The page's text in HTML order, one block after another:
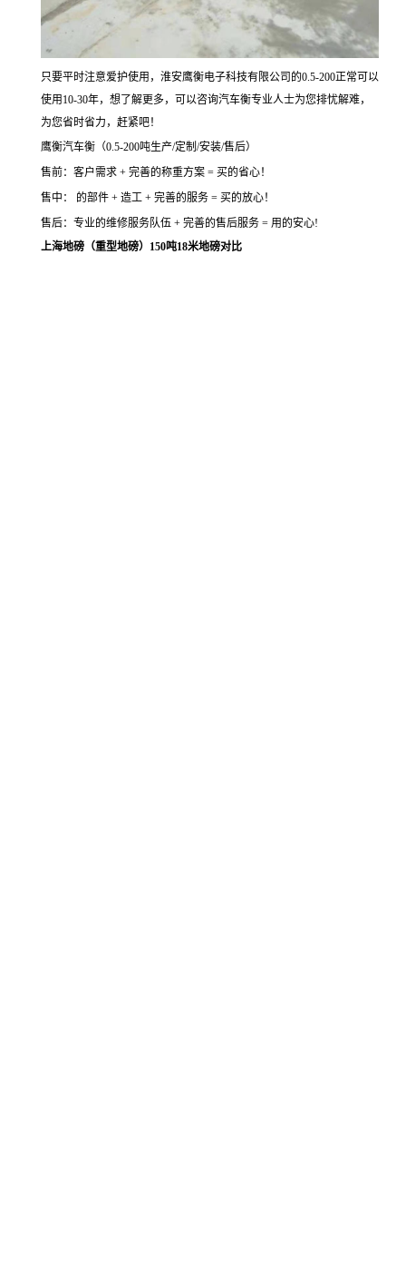
只要平时注意爱护使用，淮安鹰衡电子科技有限公司的0.5-200正常可以
使用10-30年，想了解更多，可以咨询汽车衡专业人士为您排忧解难，
为您省时省力，赶紧吧！
鹰衡汽车衡（0.5-200吨生产/定制/安装/售后）
售前：客户需求 + 完善的称重方案 = 买的省心！
售中： 的部件 + 造工 + 完善的服务 = 买的放心！
售后：专业的维修服务队伍 + 完善的售后服务 = 用的安心!
上海地磅（重型地磅）150吨18米地磅对比